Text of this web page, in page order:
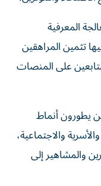
المعرفية
تثمين المراهقين
على المنصات
يطورون أنماط
والاجتماعية،
والمشاهير إلى